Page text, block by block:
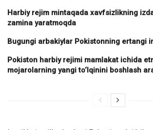
Harbiy rejim mintaqada xavfsizlikning
zamina yaratmoqda
Bugungi arbakiylar Pokistonning ertangi
Pokiston harbiy rejimi mamlakat ichida
mojarolarning yangi to‘lqinini boshlash